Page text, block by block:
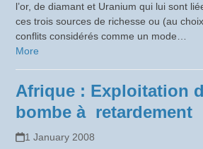
l’or, de diamant et Uranium qui lui sont
ces trois sources de richesse ou (au
conflits considérés comme un mode…
More
Afrique : Exploitation
bombe à retardement
1 January 2008